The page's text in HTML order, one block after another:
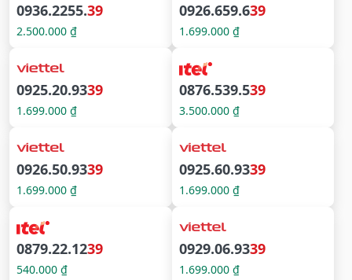
0936.2255.39
2.500.000 ₫
0926.659.639
1.699.000 ₫
0925.20.9339
1.699.000 ₫
0876.539.539
3.500.000 ₫
0926.50.9339
1.699.000 ₫
0925.60.9339
1.699.000 ₫
0879.22.1239
540.000 ₫
0929.06.9339
1.699.000 ₫